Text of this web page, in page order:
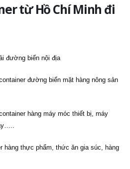
từ Hồ Chí Minh đi
đường biển mặt hàng nông sản
hàng máy móc thiết bị, máy
hàng thực phẩm, thức ăn gia súc, hàng